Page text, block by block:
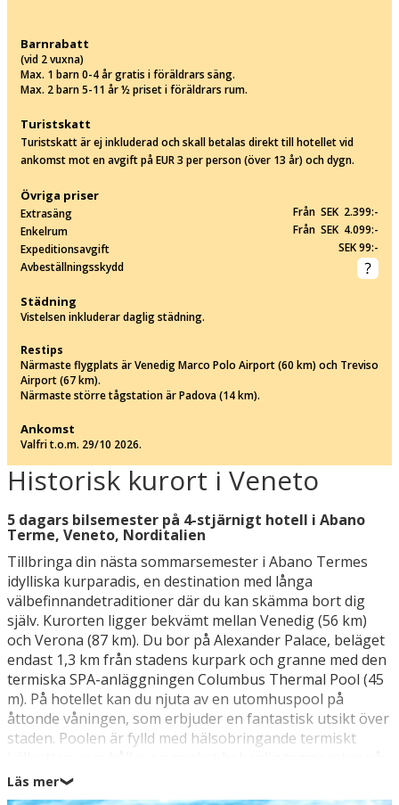
Historisk kurort i Veneto
5 dagars bilsemester på 4-stjärnigt hotell i Abano
Terme, Veneto, Norditalien
Tillbringa din nästa sommarsemester i Abano Termes
idylliska kurparadis, en destination med långa
välbefinnandetraditioner där du kan skämma bort dig
själv. Kurorten ligger bekvämt mellan Venedig (56 km)
och Verona (87 km). Du bor på Alexander Palace, beläget
endast 1,3 km från stadens kurpark och granne med den
termiska SPA-anläggningen Columbus Thermal Pool (45
m). På hotellet kan du njuta av en utomhuspool på
åttonde våningen, som erbjuder en fantastisk utsikt över
staden. Poolen är fylld med hälsobringande termiskt
33–37 grader, perfekt för ett avkopplande dopp.
Läs mer❯
Barnrabatt
(vid 2 vuxna)
Max. 1 barn 0-4 år gratis i föräldrars säng.
Max. 2 barn 5-11 år ½ priset i föräldrars rum.
Turistskatt
Turistskatt är ej inkluderad och skall betalas direkt till hotellet vid
ankomst mot en avgift på EUR 3 per person (över 13 år) och dygn.
Övriga priser
Extrasäng
Från SEK 2.399:-
Enkelrum
Från SEK 4.099:-
Expeditionsavgift
SEK 99:-
Avbeställningsskydd
Städning
Vistelsen inkluderar daglig städning.
Restips
Närmaste flygplats är Venedig Marco Polo Airport (60 km) och Treviso
Airport (67 km).
Närmaste större tågstation är Padova (14 km).
Ankomst
Valfri t.o.m. 29/10 2026.